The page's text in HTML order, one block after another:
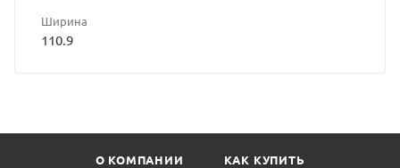
Ширина
110.9
О КОМПАНИИ КАК КУПИТЬ